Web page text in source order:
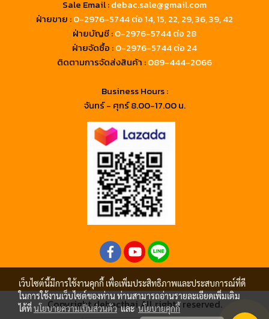
Sale Email :debac.sale@gmail.com
ฝ่ายขาย :0-2976-5744ต่อ 14, 15, 22, 29, 36, 39, 42
ฝ่ายบัญชี :0-2976-5744 ต่อ 28
ฝ่ายจัดซื้อ :0-2976-5744 ต่อ 24
ติดตามการจัดส่งสินค้า :089-444-2066
Business Hours :
จันทร์ - ศุกร์ 8.00-17.00 น.
Copyright debacthai All rights reserved.
เว็บไซต์นี้มีการใช้งานคุกกี้ เพื่อเพิ่มประสิทธิภาพและประสบการณ์ที่ดี
ในการใช้งานเว็บไซต์ของท่าน ท่านสามารถอ่านรายละเอียดเพิ่มเติม
ได้ที่นโยบายความเป็นส่วนตัวและนโยบายคุกกี้